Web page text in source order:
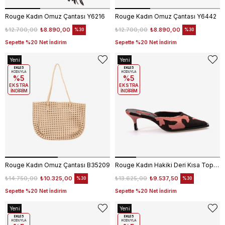
Rouge Kadın Omuz Çantası Y6216
₺8.890,00
₺12.700,00
Sepette %20 Net İndirim
%30
Rouge Kadın Omuz Çantası Y6442
₺8.890,00
₺12.700,00
Sepette %20 Net İndirim
%30
Rouge Kadın Omuz Çantası B35209
₺10.325,00
₺14.750,00
Sepette %20 Net İndirim
%30
Yeni
Ürün
EKLE5
KODUYLA
%5
EKSTRA
İNDİRİM
Rouge Kadın Hakiki Deri Kısa Topuklu Terlik 140-91
₺9.537,50
₺13.625,00
Sepette %20 Net İndirim
%30
Yeni
Ürün
EKLE5
KODUYLA
%5
EKSTRA
İNDİRİM
Yeni
Ürün
EKLE5
KODUYLA
Yeni
Ürün
EKLE5
KODUYLA